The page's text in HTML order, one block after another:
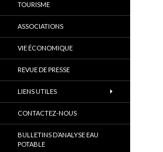
TOURISME
ASSOCIATIONS
VIE ÉCONOMIQUE
REVUE DE PRESSE
LIENS UTILES
CONTACTEZ-NOUS
BULLETINS D’ANALYSE EAU
POTABLE